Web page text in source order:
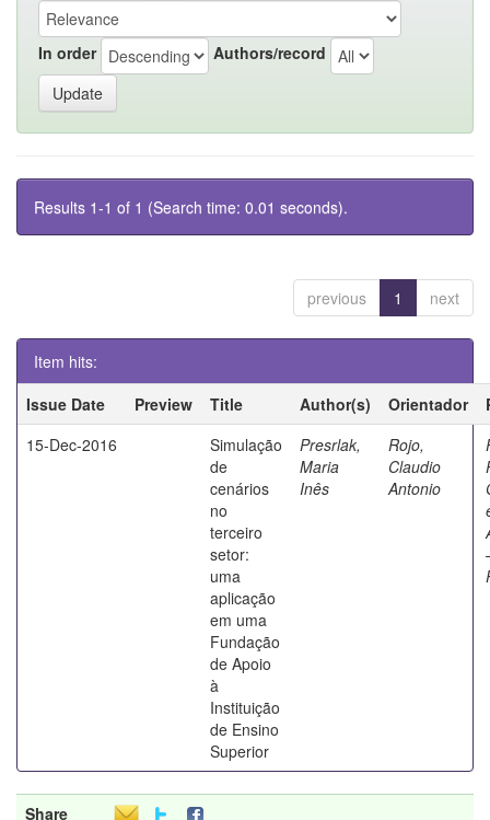
In order Authors/record
Results 1-1 of 1 (Search time: 0.01 seconds).
previous 1 next
Item hits:
Issue Date
Preview Title Author(s) Orientador
15-Dec-2016
Simulação
de
cenários
no
terceiro
setor:
uma
aplicação
em uma
Fundação
de Apoio
à
Instituição
de Ensino
Superior
Presrlak,
Maria
Inês
Rojo,
Claudio
Antonio
Share